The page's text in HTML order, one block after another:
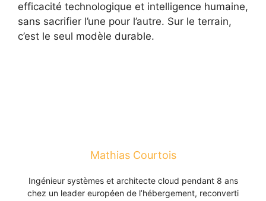
efficacité technologique et intelligence humaine,
sans sacrifier l’une pour l’autre. Sur le terrain,
c’est le seul modèle durable.
Mathias Courtois
Ingénieur systèmes et architecte cloud pendant 8 ans
chez un leader européen de l’hébergement, reconverti